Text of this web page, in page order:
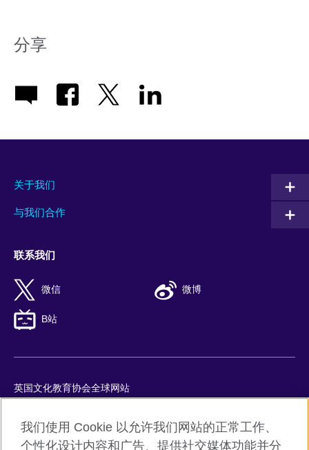
分享
关于我们
与我们合作
联系我们
微信 微博
B站
英国文化教育协会全球网站
Cookie
我们使用 Cookie 以允许我们网站的正常工作、
个性化设计内容和广告、提供社交媒体功能并分